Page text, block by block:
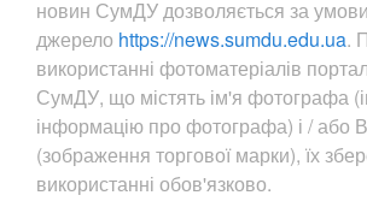
новин СумДУ дозволяється за
джерело https://news.sumdu.edu.ua.
використанні фотоматеріалів
СумДУ, що містять ім'я фотографа
інформацію про фотографа) і /
(зображення торгової марки), їх
використанні обов'язково.